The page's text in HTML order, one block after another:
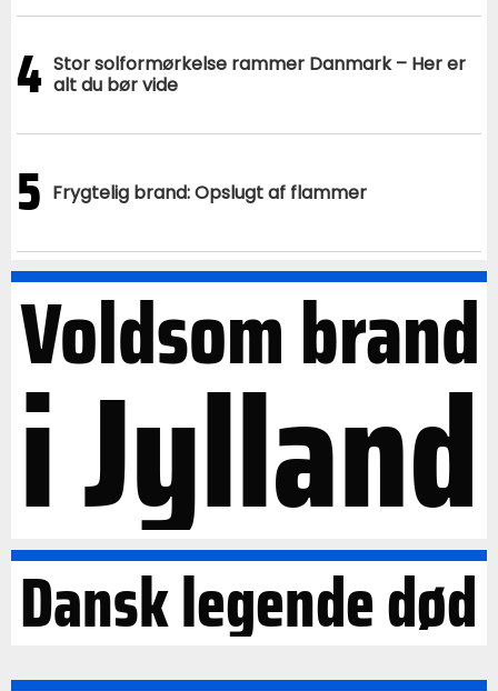
4 Stor solformørkelse rammer Danmark – Her er
alt du bør vide
5 Frygtelig brand: Opslugt af flammer
Voldsom brand
i Jylland
Dansk legende død